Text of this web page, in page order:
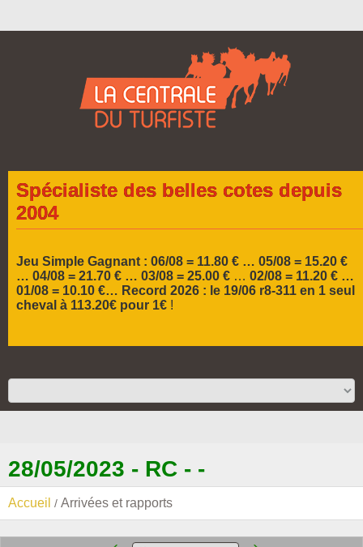
Spécialiste des belles cotes depuis
2004
Jeu Simple Gagnant : 06/08 = 11.80 € … 05/08 = 15.20 €
… 04/08 = 21.70 € … 03/08 = 25.00 € … 02/08 = 11.20 € …
01/08 = 10.10 €… Record 2026 : le 19/06 r8-311 en 1 seul
cheval à 113.20€ pour 1€ !
28/05/2023 - RC - -
Accueil Arrivées et rapports